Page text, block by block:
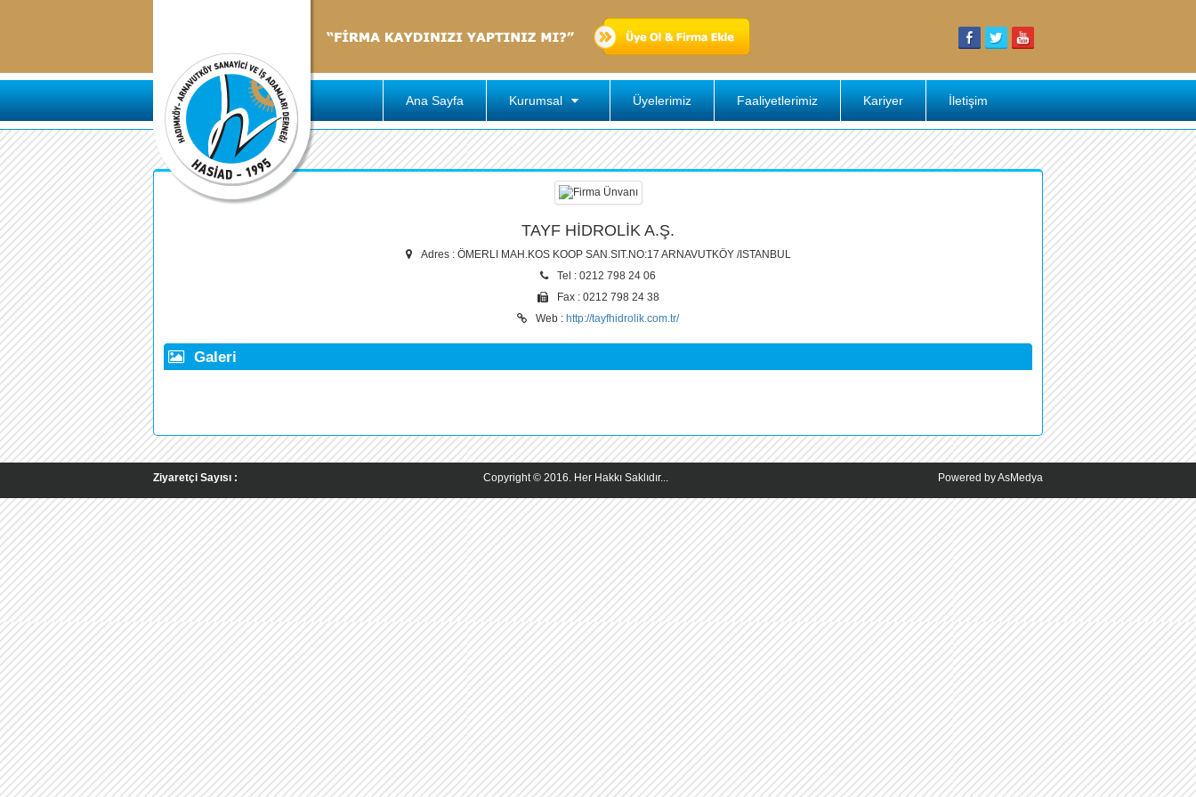
Ana Sayfa Kurumsal Üyelerimiz Faaliyetlerimiz Kariyer İletişim
TAYF HİDROLİK A.Ş.
Adres : ÖMERLI MAH.KOS KOOP SAN.SIT.NO:17 ARNAVUTKÖY /ISTANBUL
Tel : 0212 798 24 06
Fax : 0212 798 24 38
Web : http://tayfhidrolik.com.tr/
Galeri
Ziyaretçi Sayısı : Copyright © 2016. Her Hakkı Saklıdır... Powered by AsMedya